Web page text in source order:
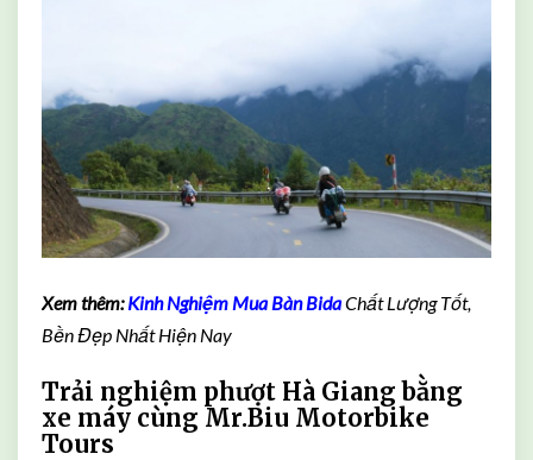
Xem thêm:Kinh Nghiệm Mua Bàn BidaChất Lượng Tốt,
Bền Đẹp Nhất Hiện Nay
Trải nghiệm phượt Hà Giang bằng
xe máy cùng Mr.Biu Motorbike
Tours